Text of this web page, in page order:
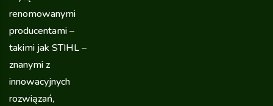
renomowanymi
producentami –
takimi jak STIHL –
znanymi z
innowacyjnych
rozwiązań,